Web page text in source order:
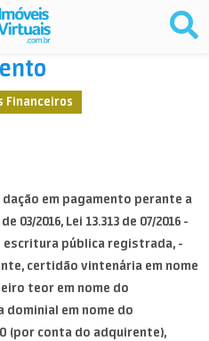
Financeiros
em pagamento perante a
03/2016, Lei 13.313 de 07/2016 -
escritura pública registrada, -
certidão vintenária em nome
teor em nome do
em nome do
(por conta do adquirente),